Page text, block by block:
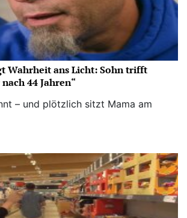
Wahrheit ans Licht: Sohn trifft
44 Jahren“
– und plötzlich sitzt Mama am